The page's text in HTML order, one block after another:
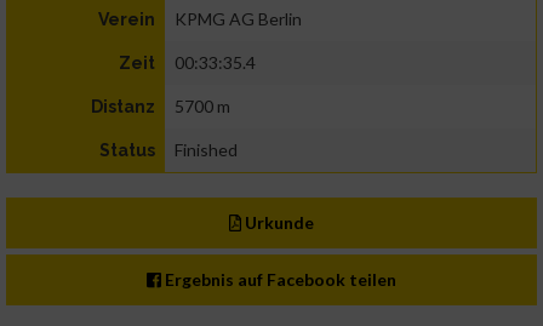
Verein KPMG AG Berlin
Zeit 00:33:35.4
Distanz 5700 m
Status Finished
Urkunde
Ergebnis auf Facebook teilen